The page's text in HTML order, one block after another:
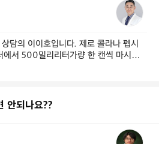
호입니다. 제로 콜라나 펩시
에서 500밀리리터가량 한 캔씩 마시는
...
안되나요??